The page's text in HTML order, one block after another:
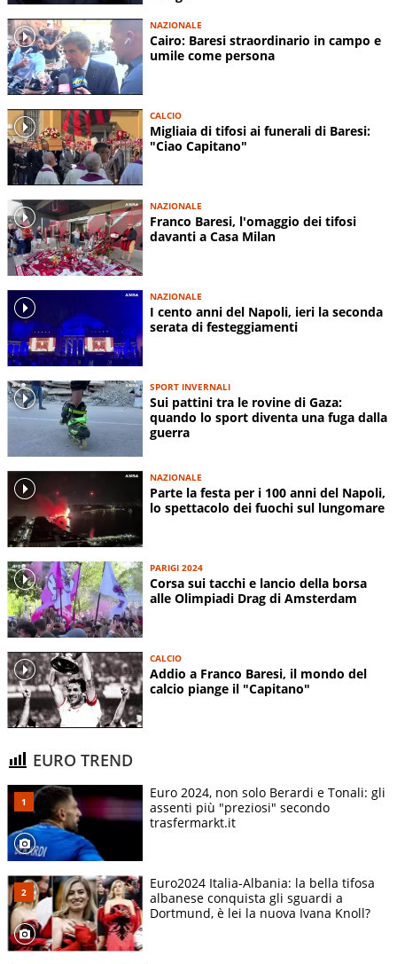
NAZIONALE
Cairo: Baresi straordinario in campo e
umile come persona
CALCIO
Migliaia di tifosi ai funerali di Baresi:
"Ciao Capitano"
NAZIONALE
Franco Baresi, l'omaggio dei tifosi
davanti a Casa Milan
NAZIONALE
I cento anni del Napoli, ieri la seconda
serata di festeggiamenti
SPORT INVERNALI
Sui pattini tra le rovine di Gaza:
quando lo sport diventa una fuga dalla
guerra
NAZIONALE
Parte la festa per i 100 anni del Napoli,
lo spettacolo dei fuochi sul lungomare
PARIGI 2024
Corsa sui tacchi e lancio della borsa
alle Olimpiadi Drag di Amsterdam
CALCIO
Addio a Franco Baresi, il mondo del
calcio piange il "Capitano"
EURO TREND
Euro 2024, non solo Berardi e Tonali: gli
assenti più "preziosi" secondo
trasfermarkt.it
Euro2024 Italia-Albania: la bella tifosa
albanese conquista gli sguardi a
Dortmund, è lei la nuova Ivana Knoll?